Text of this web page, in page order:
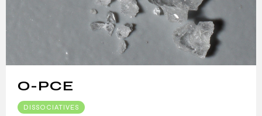
O-PCE
DISSOCIATIVES